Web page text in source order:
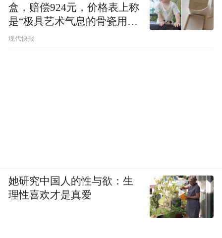
盒，赔偿924元，价格表上称
是“极具艺术气息的骨瓷用
品”
现代快报
她研究中国人的性与欲：生
理性喜欢才是真爱